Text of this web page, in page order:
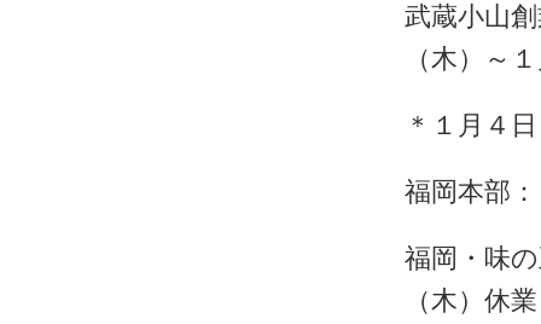
武蔵小山
（木）～
＊１月４
福岡本部
福岡・味
（木）休業